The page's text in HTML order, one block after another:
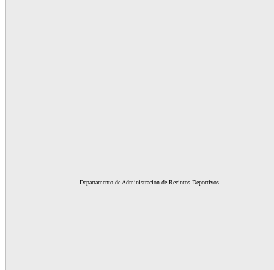
Departamento de Administración de Recintos Deportivos